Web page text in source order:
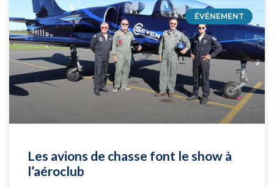
ÉVÉNEMENT
Les avions de chasse font le show à
l’aéroclub